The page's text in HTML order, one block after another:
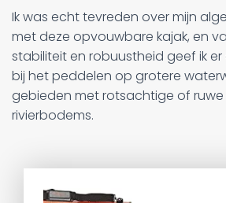
Ik was echt tevreden over mijn
met deze opvouwbare kajak, en
stabiliteit en robuustheid geef ik
bij het peddelen op grotere
gebieden met rotsachtige of
rivierbodems.